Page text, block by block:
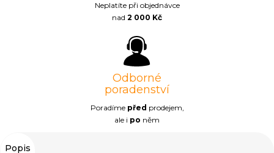
Neplatíte při objednávce
nad 2 000 Kč
Odborné
poradenství
Poradíme před prodejem,
ale i po něm
Popis